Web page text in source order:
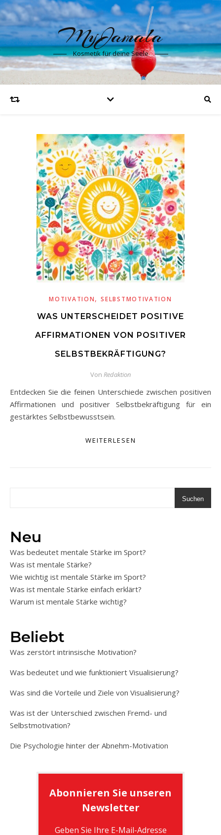
MyJamala
Kosmetik für deine Seele
MOTIVATION,SELBSTMOTIVATION
WAS UNTERSCHEIDET POSITIVE
AFFIRMATIONEN VON POSITIVER
SELBSTBEKRÄFTIGUNG?
Von Redaktion
Entdecken Sie die feinen Unterschiede zwischen positiven
Affirmationen und positiver Selbstbekräftigung für ein
gestärktes Selbstbewusstsein.
WEITERLESEN
Suchen
Neu
Was bedeutet mentale Stärke im Sport?
Was ist mentale Stärke?
Wie wichtig ist mentale Stärke im Sport?
Was ist mentale Stärke einfach erklärt?
Warum ist mentale Stärke wichtig?
Beliebt
Was zerstört intrinsische Motivation?
Was bedeutet und wie funktioniert Visualisierung?
Was sind die Vorteile und Ziele von Visualisierung?
Was ist der Unterschied zwischen Fremd- und
Selbstmotivation?
Die Psychologie hinter der Abnehm-Motivation
Abonnieren Sie unseren
Newsletter
Geben Sie Ihre E-Mail-Adresse